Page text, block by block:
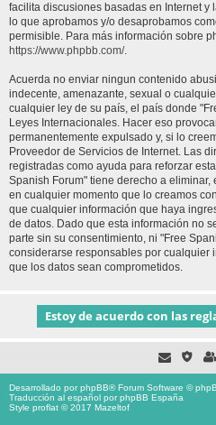
facilita discusiones basadas en Internet y
lo que aprobamos y/o desaprobamos
permisible. Para más información sobre
https://www.phpbb.com/.
Acuerda no enviar ningun contenido
indecente, amenazante, sexual o
cualquier ley de su país, el país donde
Leyes Internacionales. Hacer eso
permanentemente expulsado y, si lo
Proveedor de Servicios de Internet. Las
registradas como ayuda para reforzar
Spanish Forum" tiene derecho a
en cualquier momento que lo creamos
que cualquier información que haya
de datos. Dado que esta información no
parte sin su consentimiento, ni "Free
considerarse responsables por cualquier
que los datos sean comprometidos.
Desarrollado porphpBB® Forum Software ©
Traducción al español porphpBB España
Style proflat © 2017 Mazeltof